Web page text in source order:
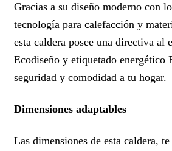
Gracias a su diseño moderno con
tecnología para calefacción y
esta caldera posee una directiva al
Ecodiseño y etiquetado energético
seguridad y comodidad a tu hogar.
Dimensiones adaptables
Las dimensiones de esta caldera,